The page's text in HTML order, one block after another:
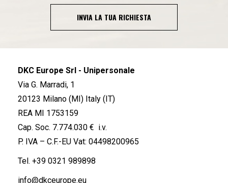
INVIA LA TUA RICHIESTA
DKC Europe Srl - Unipersonale
Via G. Marradi, 1
20123 Milano (MI) Italy (IT)
REA MI 1753159
Cap. Soc. 7.774.030 € i.v.
P. IVA – C.F.-EU Vat: 04498200965
Tel. +39 0321 989898
info@dkceurope.eu